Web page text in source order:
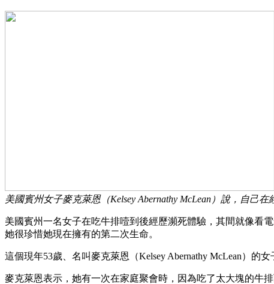
美國賓州女子麥克萊恩（Kelsey Abernathy McLean）說，自己
美國賓州一名女子在吃牛排噎到後經歷瀕死體驗，其間就像看
她很珍惜她現在擁有的第二次生命。
這個現年53歲、名叫麥克萊恩（Kelsey Abernathy McLean）的
麥克萊恩表示，她有一次在家庭聚會時，因為吃了太大塊的牛